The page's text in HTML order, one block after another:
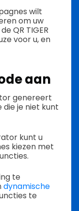
wilt
om uw
QR TIGER
voor u, en
aan
genereert
je niet kunt
kunt u
kiezen met
te
dynamische
te